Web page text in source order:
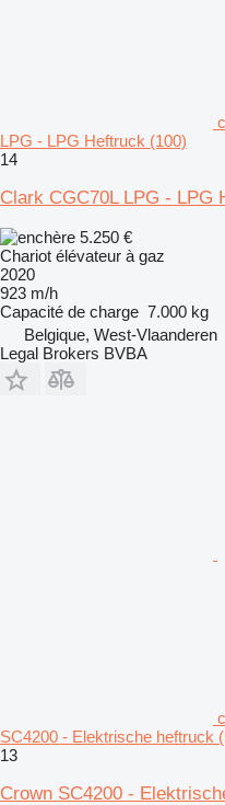
LPG - LPG Heftruck (100)
14
Clark CGC70L LPG - LPG
5.250 €
Chariot élévateur à gaz
2020
923 m/h
Capacité de charge 7.000 kg
Belgique, West-Vlaanderen
Legal Brokers BVBA
SC4200 - Elektrische heftruck
13
Crown SC4200 -